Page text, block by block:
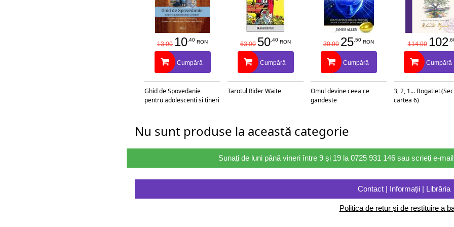
13.00 10 .40 RON
Cumpără
Ghid de Spovedanie
pentru adolescenti si tineri
63.00 50 .40 RON
Cumpără
Tarotul Rider Waite
30.00 25 .50 RON
Cumpără
Omul devine ceea ce
gandeste
114.00 102
Cumpără
3, 2, 1... Bogatie!
cartea 6)
Nu sunt produse la această categorie
Sunați de luni până vineri între 9 și 19 la 0725 931 146 sau scrieți e-
Contact | Informații | Librăria
Politica de retur și de restituire a